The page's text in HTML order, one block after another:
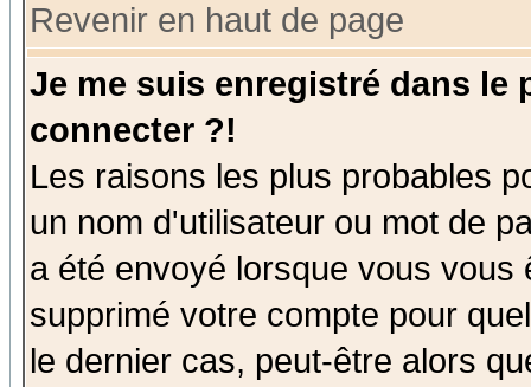
Revenir en haut de page
Je me suis enregistré dans le
connecter ?!
Les raisons les plus probables
un nom d'utilisateur ou mot de
a été envoyé lorsque vous
supprimé votre compte pour
le dernier cas, peut-être alors